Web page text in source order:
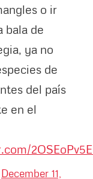
o ir
bala de
ya no
de
del país
en el
December 11,